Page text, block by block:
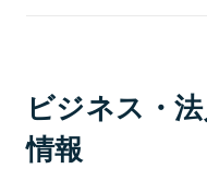
ビジネス・
情報